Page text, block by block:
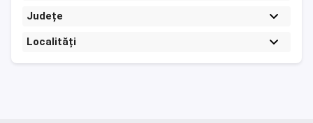
Județe
Localități